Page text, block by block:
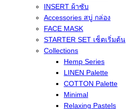
INSERT ผ้าซับ
Accessories สบู่ กล่อง
FACE MASK
STARTER SET เซ็ตเริ่มต้น
Collections
Hemp Series
LINEN Palette
COTTON Palette
Minimal
Relaxing Pastels